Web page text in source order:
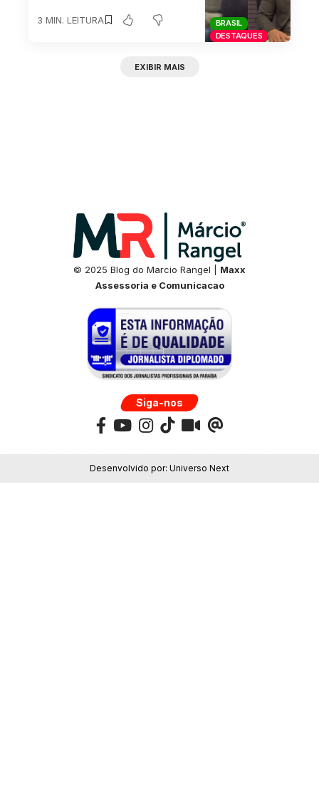
BRASIL
DESTAQUES
3 MIN. LEITURA
EXIBIR MAIS
© 2025 Blog do Marcio Rangel | Maxx
Assessoria e Comunicacao
Siga-nos
Desenvolvido por: Universo Next